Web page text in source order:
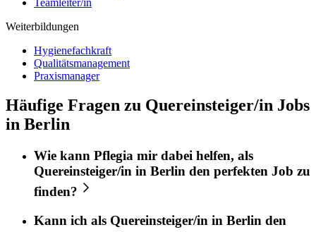
Weiterbildungen
Hygienefachkraft
Qualitätsmanagement
Praxismanager
Häufige Fragen zu Quereinsteiger/in Jobs
in Berlin
Wie kann Pflegia mir dabei helfen, als
Quereinsteiger/in in Berlin den perfekten Job zu
finden?
Kann ich als Quereinsteiger/in in Berlin den